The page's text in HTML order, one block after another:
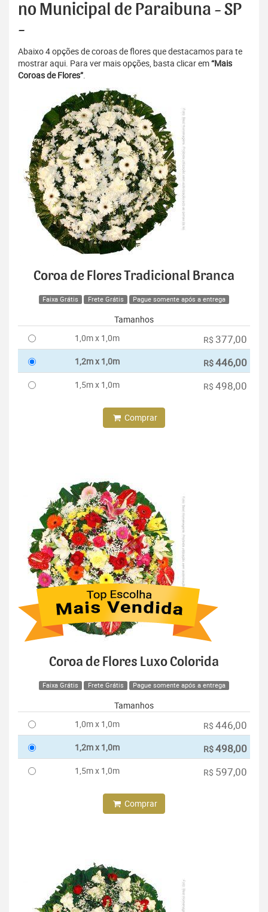
no Municipal de Paraibuna - SP
-
Abaixo 4 opções de coroas de flores que destacamos para te
mostrar aqui. Para ver mais opções, basta clicar em“Mais
Coroas de Flores”.
Coroa de Flores Tradicional Branca
Faixa Grátis Frete Grátis Pague somente após a entrega
Tamanhos
1,0m x 1,0m
R$ 377,00
1,2m x 1,0m R$446,00
1,5m x 1,0m R$ 498,00
Comprar
Coroa de Flores Luxo Colorida
Faixa Grátis Frete Grátis Pague somente após a entrega
Tamanhos
1,0m x 1,0m
R$ 446,00
1,2m x 1,0m R$498,00
1,5m x 1,0m R$ 597,00
Comprar